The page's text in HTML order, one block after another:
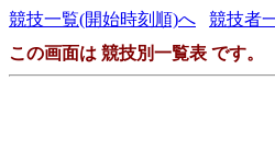
競技一覧(開始時刻順)へ
競技者
この画面は 競技別一覧表 です。